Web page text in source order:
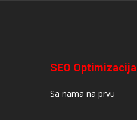
SEO Optimizacija
Sa nama na prvu